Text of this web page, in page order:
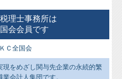
理士事務所は
会会員です
現をめざし関与先企業の永続的繁
会計人集団です。